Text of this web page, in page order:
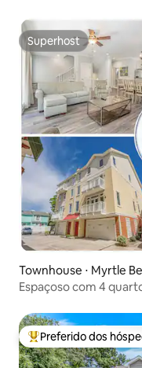
Superhost
Superhost
Townhouse ⋅ Myrtle
Espaçoso com 4
Entre os melhores
Preferido dos